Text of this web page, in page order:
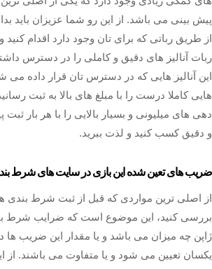
پیش بینی می باشد. از این رو شما عزیزان باید
از طریق رباتی که برای تان وجود دارد اقدام
ربات آنالیز های دقیق و کاملی را در دسترس
این آنالیز هایی که در دسترس تان قرار داده
هایی کاملا درست را با مبلغ های بالا به ثبت
دهی های میلیونی و بسیار بالایی را با هر بار
و دقیق کسب کنید و لذت ببرید.
ضریب های تعین شده این بازی در سایت های شرط
از اصلی ترین مواردی که قبل از ثبت شرط بندی
بررسی کنید، این موضوع است که ضرایب شرط
ژاپن چه میزان می باشد و یا مقدار این ضریب ها
یکسان تعیین می شود و یا متفاوت می باشند. از